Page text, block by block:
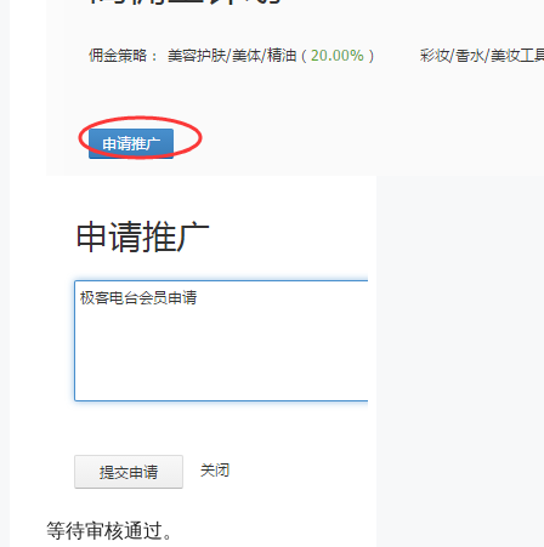
等待审核通过。